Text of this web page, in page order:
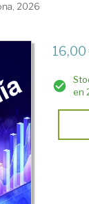
2026
16,00
en